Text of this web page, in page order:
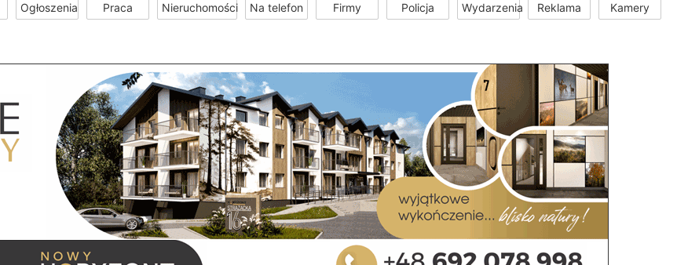
Ogłoszenia Praca Nieruchomości Na telefon Firmy Policja Wydarzenia Reklama Kamery